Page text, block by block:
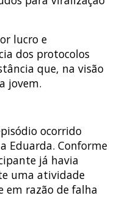
lucro e
dos protocolos
que, na visão
jovem.
ocorrido
Eduarda. Conforme
já havia
uma atividade
em razão de falha